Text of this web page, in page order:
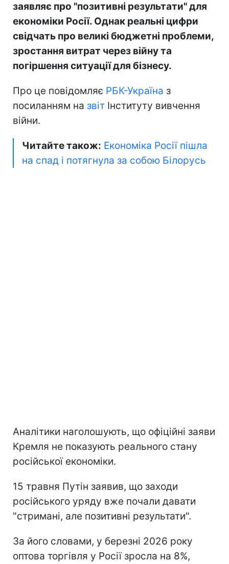
заявляє про "позитивні результати" для
економіки Росії. Однак реальні цифри
свідчать про великі бюджетні проблеми,
зростання витрат через війну та
погіршення ситуації для бізнесу.
Про це повідомляє РБК-Україна з
посиланням на звіт Інституту вивчення
війни.
Читайте також: Економіка Росії пішла
на спад і потягнула за собою Білорусь
Аналітики наголошують, що офіційні заяви
Кремля не показують реального стану
російської економіки.
15 травня Путін заявив, що заходи
російського уряду вже почали давати
"стримані, але позитивні результати".
За його словами, у березні 2026 року
оптова торгівля у Росії зросла на 8%,